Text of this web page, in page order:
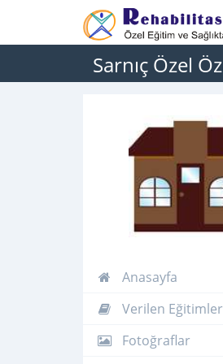
Sarnıç Özel
Anasayfa
Verilen Eğitimler
Fotoğraflar